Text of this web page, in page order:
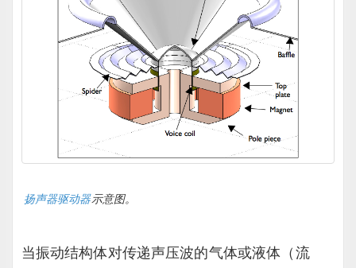
扬声器驱动器示意图。
当振动结构体对传递声压波的气体或液体（流